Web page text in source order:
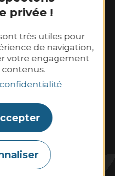
privée !
très utiles pour
de navigation,
votre engagement
contenus.
Pomellec
sur Mer
73 60 12
d’ouverture :
: 9h30–13h00 et
: 10h00–13h00 et
nous